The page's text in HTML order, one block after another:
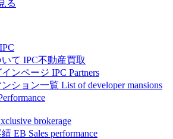
る
て IPC不動産買取
ンページ IPC Partners
ション一覧 List of developer mansions
brokerage
績 EB Sales performance